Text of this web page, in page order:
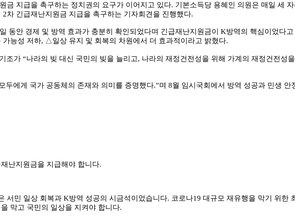
금 지급을 촉구하는 정치권의 요구가 이어지고 있다. 기본소득당 용혜인 의원은 매일 세
2차 긴급재난지원금 지급을 촉구하는 기자회견을 진행했다.
일 동안 경제 및 방역 효과가 충분히 확인되었다며 긴급재난지원금이 K방역의 핵심이었다
가능성 저하, △일상 유지 및 회복의 차원에서 더 효과적이라고 밝혔다.
조가 “나라의 빚 대신 국민의 빚을 늘리고, 나라의 재정건전성을 위해 가계의 재정건전성
두에게 국가 공동체의 존재와 의미를 증명했다.”며 8월 임시국회에서 방역 성공과 민생 안
난지원금을 지급해야 합니다.
서민 일상 회복과 K방역 성공의 시금석이었습니다. 코로나19 대규모 재유행을 막기 위한
막고 국민의 일상을 지켜야 합니다.